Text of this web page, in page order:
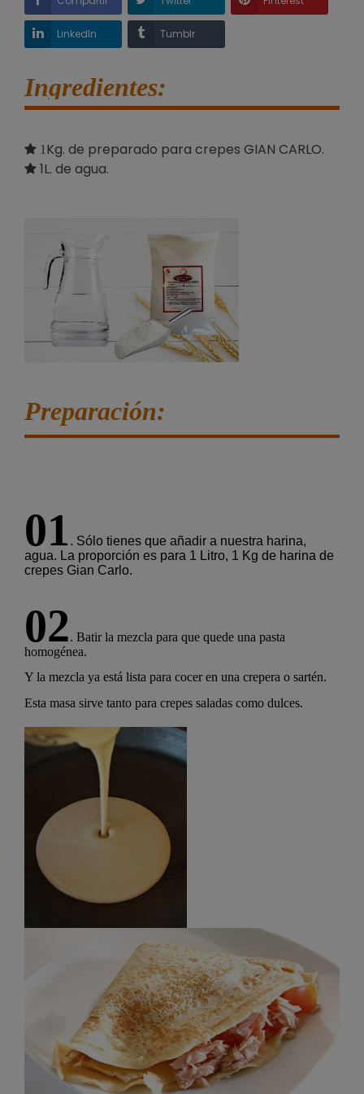
LinkedIn Tumblr
Ingredientes:
1 Kg. de preparado para crepes GIAN CARLO.
1L. de agua.
Preparación:
01 . Sólo tienes que añadir a nuestra harina,
agua. La proporción es para 1 Litro, 1 Kg de harina de
crepes Gian Carlo.
02. Batir la mezcla para que quede una pasta
homogénea.
Y la mezcla ya está lista para cocer en una crepera o sartén.
Esta masa sirve tanto para crepes saladas como dulces.